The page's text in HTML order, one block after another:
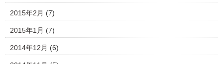
2015年2月 (7)
2015年1月 (7)
2014年12月 (6)